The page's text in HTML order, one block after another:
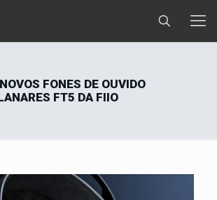
FONES DE OUVIDO
FT5 DA FIIO